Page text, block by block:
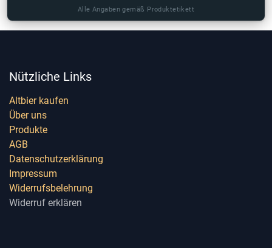
Alle Angaben gemäß Produktetikett
Nützliche Links
Altbier kaufen
Über uns
Produkte
AGB
Datenschutzerklärung
Impressum
Widerrufsbelehrung
Widerruf erklären